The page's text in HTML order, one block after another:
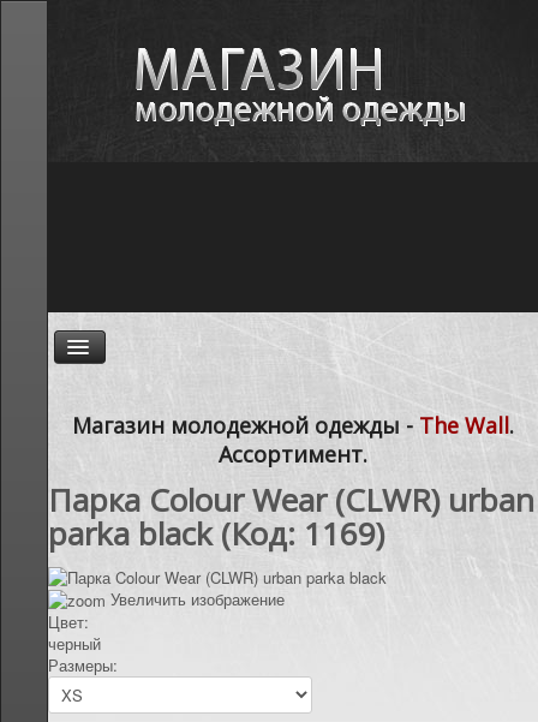
АССОРТИМЕНТ
КОНТАКТЫ
Магазин молодежной одежды - The Wall.
Ассортимент.
Парка Colour Wear (CLWR) urban
parka black(Код: 1169)
Увеличить изображение
Цвет:
черный
Размеры: